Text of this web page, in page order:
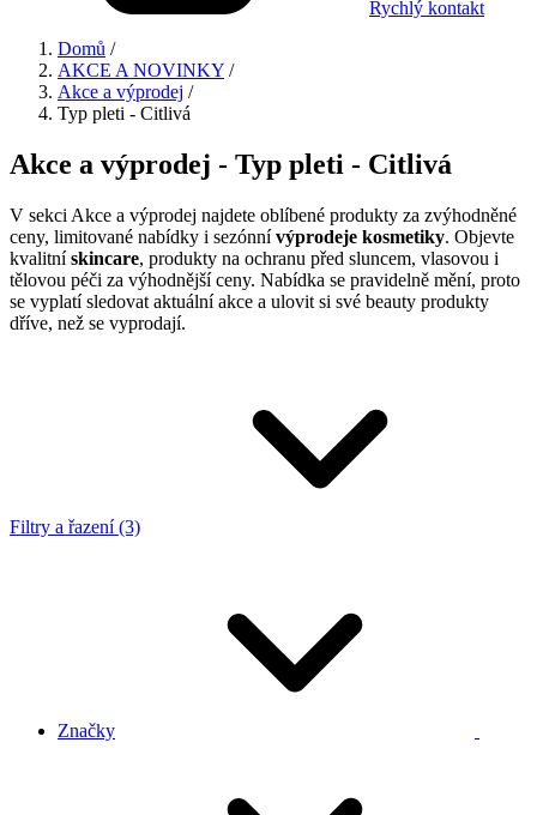
Rychlý kontakt
Domů /
AKCE A NOVINKY /
Akce a výprodej /
Typ pleti - Citlivá
Akce a výprodej - Typ pleti - Citlivá
V sekci Akce a výprodej najdete oblíbené produkty za zvýhodněné
ceny, limitované nabídky i sezónnívýprodeje kosmetiky. Objevte
kvalitnískincare, produkty na ochranu před sluncem, vlasovou i
tělovou péči za výhodnější ceny. Nabídka se pravidelně mění, proto
se vyplatí sledovat aktuální akce a ulovit si své beauty produkty
dříve, než se vyprodají.
Filtry a řazení (3)
Značky